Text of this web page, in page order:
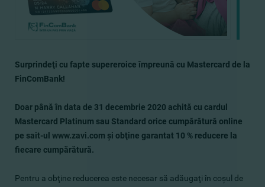
Surprindeţi cu fapte supereroice împreună cu Mastercard de la
FinComBank!
Doar până în data de 31 decembrie 2020 achită cu cardul
Mastercard Platinum sau Standard orice cumpărătură online
pe sait-ul www.zavi.com şi obţine garantat 10 % reducere la
fiecare cumpărătură.
Pentru a obţine reducerea este necesar să adăugaţi în coşul de